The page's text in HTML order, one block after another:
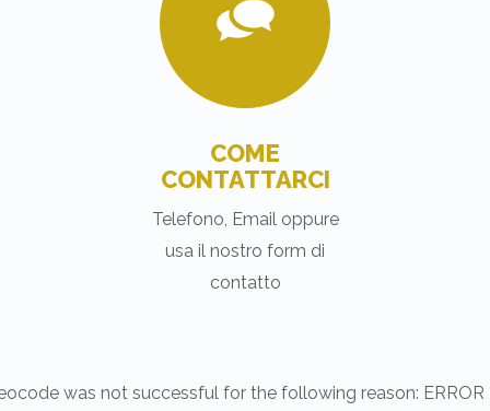
COME
CONTATTARCI
Telefono, Email oppure
usa il nostro form di
contatto
was not successful for the following reason: ERROR